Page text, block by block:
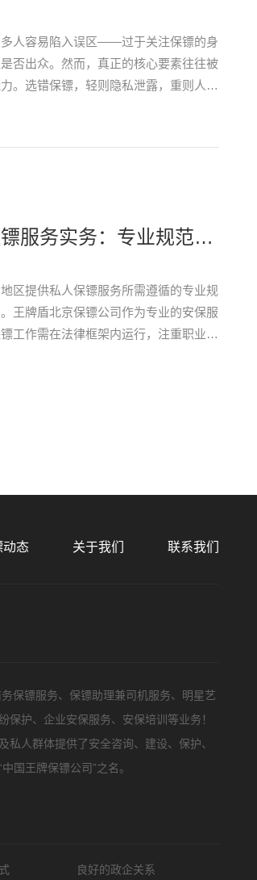
人容易陷入误区——过于关注保镖的身
否出众。然而，真正的核心要素往往被
。选错保镖，轻则隐私泄露，重则人身
北京私人保镖服务实务：专业规范与风险防控策略
区提供私人保镖服务所需遵循的专业规
王牌盾北京保镖公司作为专业的安保服
工作需在法律框架内运行，注重职业素
动态 关于我们 联系我们
保镖服务、保镖助理兼司机服务、明星艺
护、企业安保服务、安保培训等业务！
人群体提供了安全咨询、建设、保护、
国王牌保镖公司”之名。
良好的政企关系